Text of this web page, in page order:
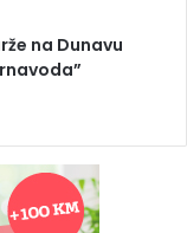
na Dunavu